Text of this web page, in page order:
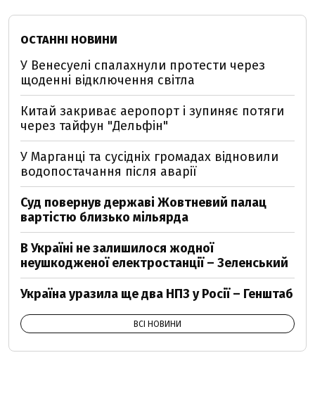
ОСТАННІ НОВИНИ
У Венесуелі спалахнули протести через
щоденні відключення світла
Китай закриває аеропорт і зупиняє потяги
через тайфун "Дельфін"
У Марганці та сусідніх громадах відновили
водопостачання після аварії
Суд повернув державі Жовтневий палац
вартістю близько мільярда
В Україні не залишилося жодної
неушкодженої електростанції – Зеленський
Україна уразила ще два НПЗ у Росії – Генштаб
ВСІ НОВИНИ